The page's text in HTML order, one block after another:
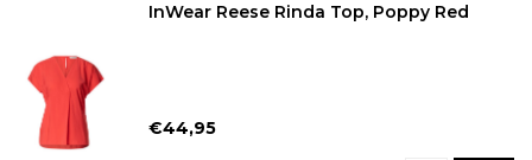
InWear Reese Rinda Top, Poppy Red
€44,95